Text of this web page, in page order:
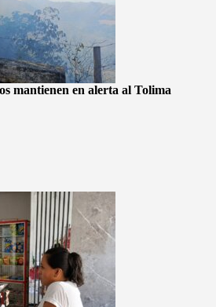
mantienen en alerta al Tolima